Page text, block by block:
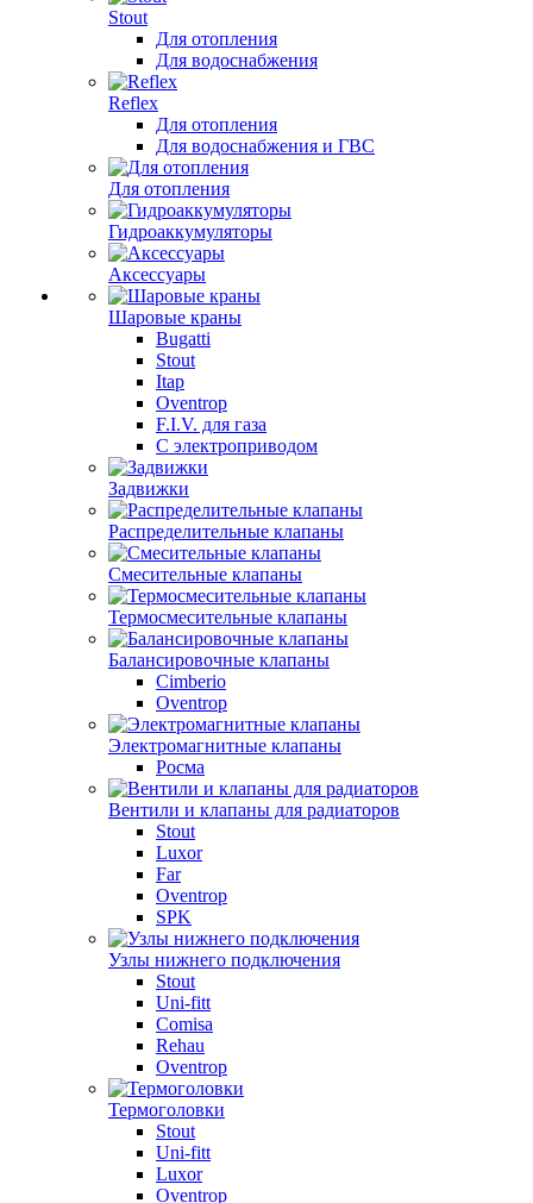
Stout
Для отопления
Для водоснабжения
Reflex
Для отопления
Для водоснабжения и ГВС
Для отопления
Гидроаккумуляторы
Аксессуары
Шаровые краны
Bugatti
Stout
Itap
Oventrop
F.I.V. для газа
С электроприводом
Задвижки
Распределительные клапаны
Cмесительные клапаны
Термосмесительные клапаны
Балансировочные клапаны
Cimberio
Oventrop
Электромагнитные клапаны
Росма
Вентили и клапаны для радиаторов
Stout
Luxor
Far
Oventrop
SPK
Узлы нижнего подключения
Stout
Uni-fitt
Comisa
Rehau
Oventrop
Термоголовки
Stout
Uni-fitt
Luxor
Oventrop